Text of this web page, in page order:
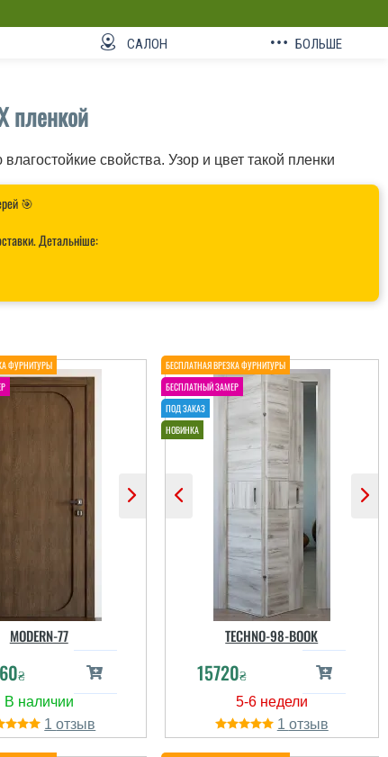
САЛОН БОЛЬШЕ
пленкой
свойства. Узор и цвет такой пленки
🎯
Детальніше:
MODERN-77
₴
1
TECHNO-98-BOOK
15720₴
1